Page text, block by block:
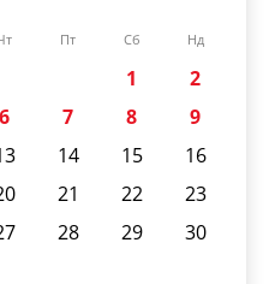
Пт Сб Нд
1
2
6 7 8
9
14 15
16
21 22
23
28 29
30